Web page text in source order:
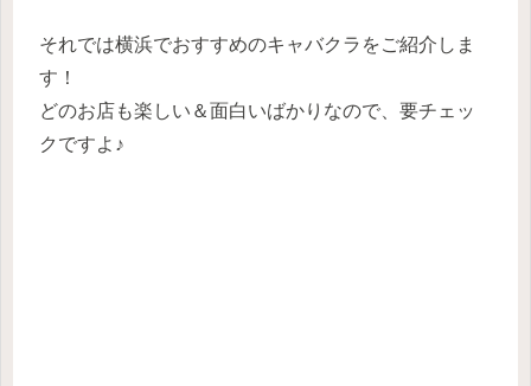
それでは横浜でおすすめのキャバクラをご紹介しま
す！
どのお店も楽しい＆面白いばかりなので、要チェッ
クですよ♪